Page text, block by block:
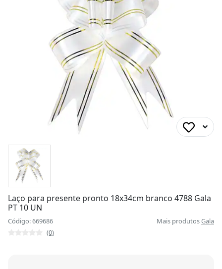
Laço para presente pronto 18x34cm branco 4788 Gala
PT 10 UN
Código: 669686 Mais produtosGala
(0)